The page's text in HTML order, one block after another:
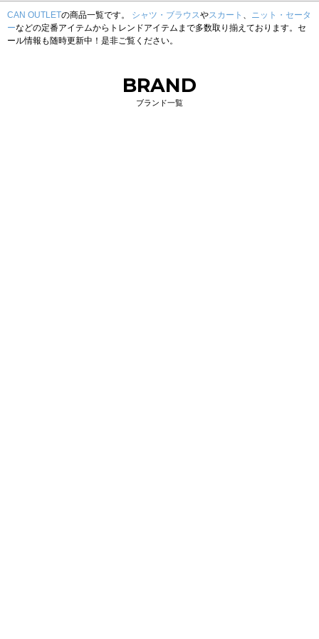
CAN OUTLETの商品一覧です。 シャツ・ブラウスやスカート 、 ニット・セータ
ーなどの定番アイテムからトレンドアイテムまで多数取り揃えております。セ
ール情報も随時更新中！是非ご覧ください。
BRAND
ブランド一覧